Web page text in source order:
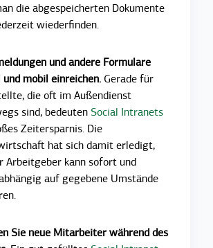
die abgespeicherten Dokumente
wiederfinden.
und andere Formulare
und mobil einreichen. Gerade für
die oft im Außendienst
sind, bedeuten Social Intranets
Zeitersparnis. Die
hat sich damit erledigt,
Arbeitgeber kann sofort und
auf gegebene Umstände
Sie neue Mitarbeiter während des